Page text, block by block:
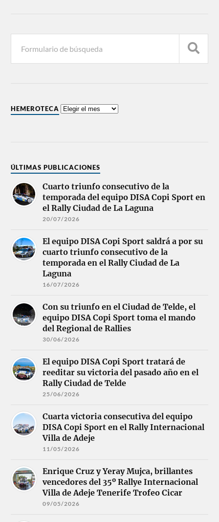
HEMEROTECA
ÚLTIMAS PUBLICACIONES
Cuarto triunfo consecutivo de la
temporada del equipo DISA Copi Sport en
el Rally Ciudad de La Laguna
20/07/2026
El equipo DISA Copi Sport saldrá a por su
cuarto triunfo consecutivo de la
temporada en el Rally Ciudad de La
Laguna
16/07/2026
Con su triunfo en el Ciudad de Telde, el
equipo DISA Copi Sport toma el mando
del Regional de Rallies
30/06/2026
El equipo DISA Copi Sport tratará de
reeditar su victoria del pasado año en el
Rally Ciudad de Telde
25/06/2026
Cuarta victoria consecutiva del equipo
DISA Copi Sport en el Rally Internacional
Villa de Adeje
11/05/2026
Enrique Cruz y Yeray Mujca, brillantes
vencedores del 35º Rallye Internacional
Villa de Adeje Tenerife Trofeo Cicar
09/05/2026